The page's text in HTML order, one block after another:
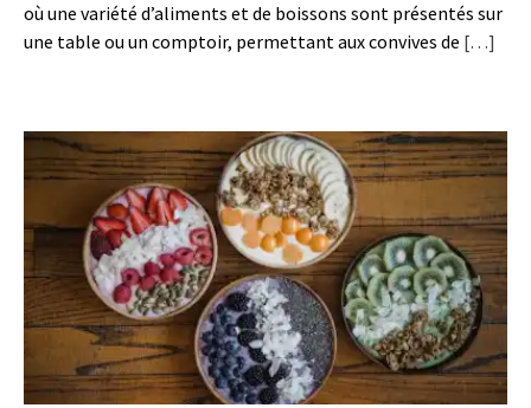
où une variété d’aliments et de boissons sont présentés sur
une table ou un comptoir, permettant aux convives de […]